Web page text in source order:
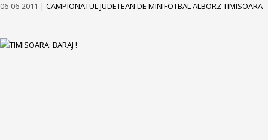
06-06-2011 | CAMPIONATUL JUDETEAN DE MINIFOTBAL ALBORZ TIMISOARA